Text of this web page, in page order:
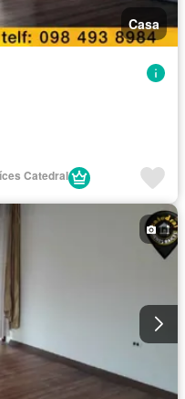
Casa
Catedral